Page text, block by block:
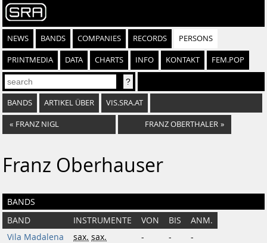
NEWS BANDS COMPANIES RECORDS PERSONS
PRINTMEDIA DATA CHARTS INFO KONTAKT FEM.POP
BANDS ARTIKEL ÜBER VIS.SRA.AT
« FRANZ NIGL FRANZ OBERTHALER »
Franz Oberhauser
BANDS
BAND INSTRUMENTE VON BIS
ANM.
Vila Madalena
sax. sax. - - -